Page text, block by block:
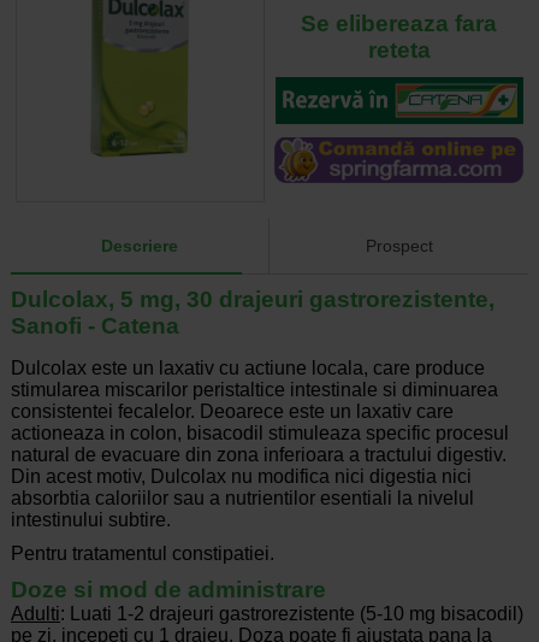
Se elibereaza fara
reteta
Descriere Prospect
Dulcolax, 5 mg, 30 drajeuri gastrorezistente,
Sanofi - Catena
Dulcolax este un laxativ cu actiune locala, care produce
stimularea miscarilor peristaltice intestinale si diminuarea
consistentei fecalelor. Deoarece este un laxativ care
actioneaza in colon, bisacodil stimuleaza specific procesul
natural de evacuare din zona inferioara a tractului digestiv.
Din acest motiv, Dulcolax nu modifica nici digestia nici
absorbtia caloriilor sau a nutrientilor esentiali la nivelul
intestinului subtire.
Pentru tratamentul constipatiei.
Doze si mod de administrare
Adulti: Luati 1-2 drajeuri gastrorezistente (5-10 mg bisacodil)
pe zi. incepeti cu 1 drajeu. Doza poate fi ajustata pana la